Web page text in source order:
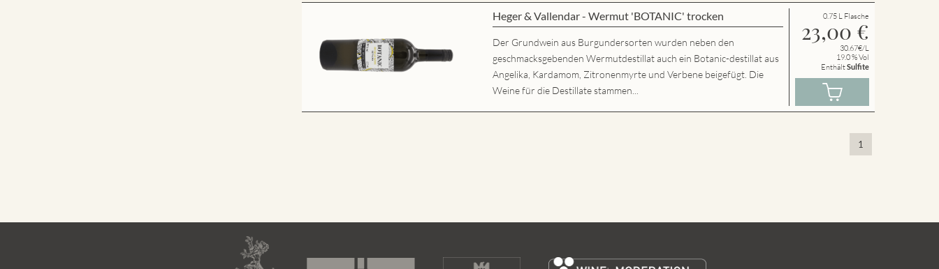
Heger & Vallendar - Wermut 'BOTANIC' trocken
Der Grundwein aus Burgundersorten wurden neben den
geschmacksgebenden Wermutdestillat auch ein Botanic-destillat aus
Angelika, Kardamom, Zitronenmyrte und Verbene beigefügt. Die
Weine für die Destillate stammen...
0.75 L Flasche
23,00 €
30.67€/L
19.0 % Vol
EnthältSulfite
1